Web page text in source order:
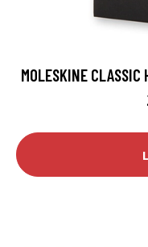
MOLESKINE CLASSIC